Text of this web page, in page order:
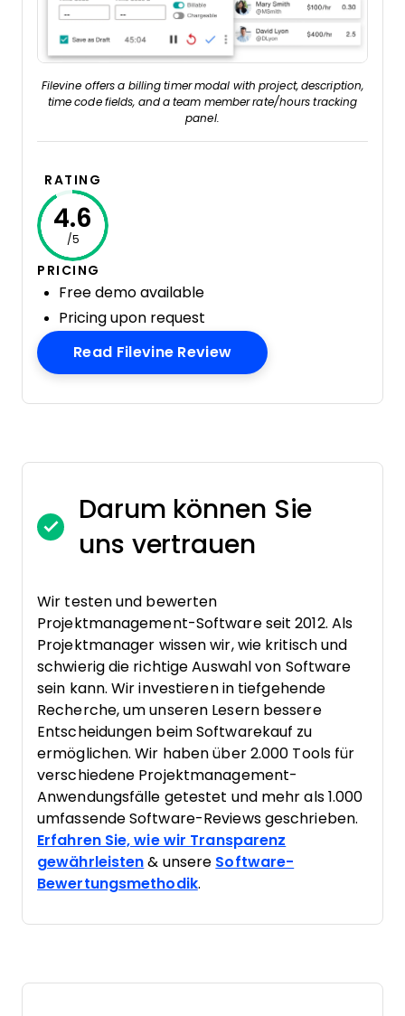
Filevine offers a billing timer modal with project, description,
time code fields, and a team member rate/hours tracking
panel.
RATING
4.6
/5
PRICING
Free demo available
Pricing upon request
Read Filevine ReviewOpens New Window
Darum können Sie
uns vertrauen
Wir testen und bewerten
Projektmanagement-Software seit 2012. Als
Projektmanager wissen wir, wie kritisch und
schwierig die richtige Auswahl von Software
sein kann. Wir investieren in tiefgehende
Recherche, um unseren Lesern bessere
Entscheidungen beim Softwarekauf zu
ermöglichen. Wir haben über 2.000 Tools für
verschiedene Projektmanagement-
Anwendungsfälle getestet und mehr als 1.000
umfassende Software-Reviews geschrieben.
Erfahren Sie, wie wir Transparenz
gewährleisten & unsere Software-
Bewertungsmethodik.